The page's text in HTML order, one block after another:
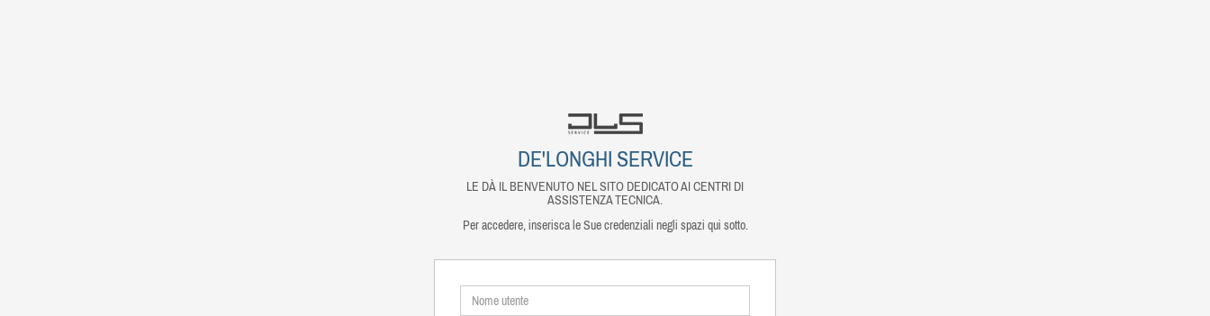
DE'LONGHI SERVICE
LE DÀ IL BENVENUTO NEL SITO DEDICATO AI CENTRI DI
ASSISTENZA TECNICA.
Per accedere, inserisca le Sue credenziali negli spazi qui sotto.